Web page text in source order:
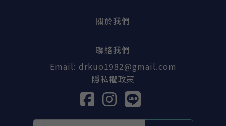
關於我們
聯絡我們
Email: drkuo1982@gmail.com
隱私權政策